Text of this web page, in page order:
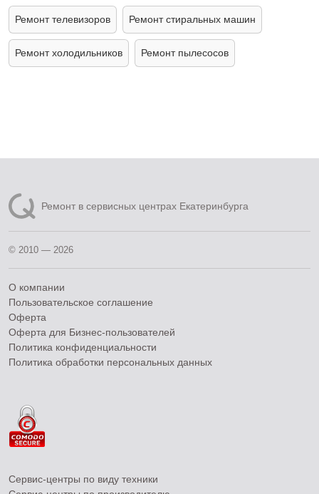
Ремонт телевизоров Ремонт стиральных машин
Ремонт холодильников Ремонт пылесосов
Ремонт в сервисных центрах Екатеринбурга
© 2010 — 2026
О компании
Пользовательское соглашение
Оферта
Оферта для Бизнес-пользователей
Политика конфиденциальности
Политика обработки персональных данных
Сервис-центры по виду техники